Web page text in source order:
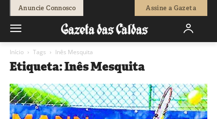
Anuncie Connosco Assine a Gazeta
Início Tags Inês Mesquita
Etiqueta: Inês Mesquita